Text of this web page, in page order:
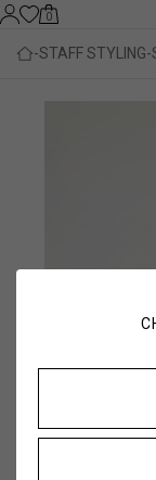
0
STAFF STYLING